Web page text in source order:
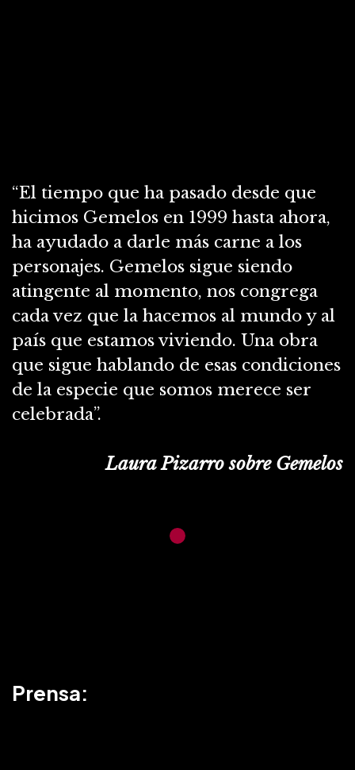
“El tiempo que ha pasado desde que
hicimos Gemelos en 1999 hasta ahora,
ha ayudado a darle más carne a los
personajes. Gemelos sigue siendo
atingente al momento, nos congrega
cada vez que la hacemos al mundo y al
país que estamos viviendo. Una obra
que sigue hablando de esas condiciones
de la especie que somos merece ser
celebrada”.
Laura Pizarro sobre Gemelos
Prensa: